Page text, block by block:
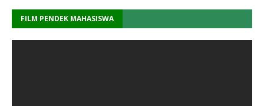
FILM PENDEK MAHASISWA